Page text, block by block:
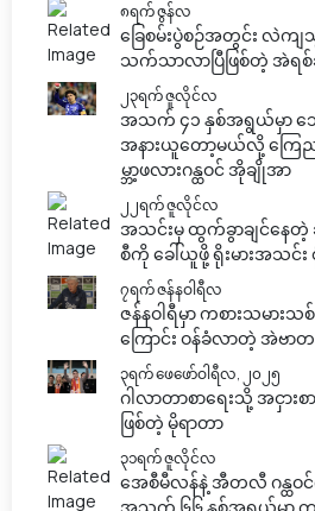
၈ရက် ဇွန်လ
ခြေစမ်းပွဲစဉ်အတွင်း လဲကျ
သက်သာလာပြီဖြစ်တဲ့ အဲရ
၂၃ရက် ဇူလိုင်လ
အသက် ၄၁ နှစ်အရွယ်မှာ
အနားယူတော့မယ်လို့ ကြ
မ္ဘာ့ဖလားဂန္ထဝင် အိုချိုအာ
၂၂ရက် ဇူလိုင်လ
အသင်းမှ ထွက်ခွာချင်နေ
စီကို ခေါ်ယူဖို့ ရိုးမားအသင်း စုံ
၇ရက် ဇန်နဝါရီလ
ဇန်နဝါရီမှာ ကစားသမားသ
ကြောင်း ဝန်ခံလာတဲ့ အဲဗာ
၃ရက် ဖေဖော်ဝါရီလ, ၂၀၂၅
ဂါလာတာစာရေးသို့ အငှားစာ
ဖြစ်တဲ့ မိုရာတာ
၃၁ရက် ဇူလိုင်လ
အေစီမီလန်နဲ့ အီတလီ ဂန္ထဝင်